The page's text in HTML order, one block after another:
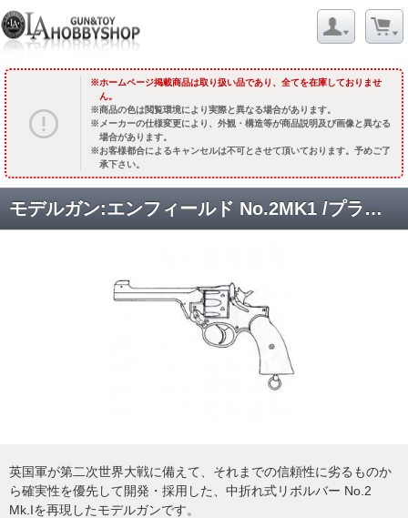
ホームページ掲載商品は取り扱い品であり、全てを在庫しておりませ
ん。
商品の色は閲覧環境により実際と異なる場合があります。
メーカーの仕様変更により、外観・構造等が商品説明及び画像と異なる
場合があります。
お客様都合によるキャンセルは不可とさせて頂いております。予めご了
承下さい。
モデルガン:エンフィールド No.2MK1 /プラグリップ/ブラックヘビーウエイト [9月頃再販予定.予約終了]
英国軍が第二次世界大戦に備えて、それまでの信頼性に劣るものか
ら確実性を優先して開発・採用した、中折れ式リボルバー No.2
Mk.Iを再現したモデルガンです。